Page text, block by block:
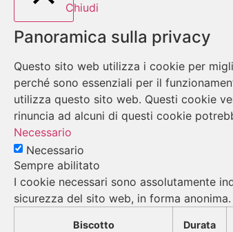
Chiudi
Panoramica sulla privacy
Questo sito web utilizza i cookie per
perché sono essenziali per il
utilizza questo sito web. Questi cookie
rinuncia ad alcuni di questi cookie
Necessario
Necessario
Sempre abilitato
I cookie necessari sono assolutamente
sicurezza del sito web, in forma anonima.
Biscotto Durata